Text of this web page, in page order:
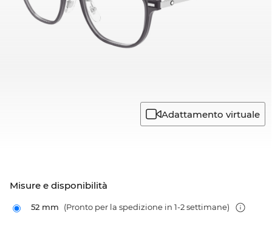
Adattamento virtuale
Misure e disponibilità
52 mm (Pronto per la spedizione in 1-2 settimane)